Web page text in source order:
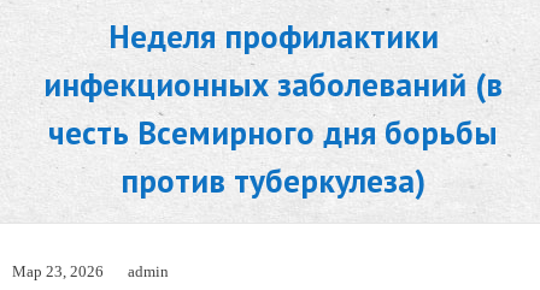
Неделя профилактики
инфекционных заболеваний (в
честь Всемирного дня борьбы
против туберкулеза)
Мар 23, 2026
admin